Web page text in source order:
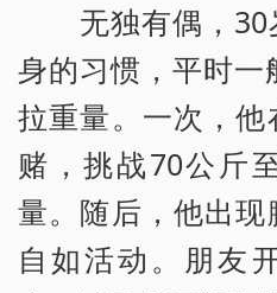
无独有偶，30
身的习惯，平时一
拉重量。一次，
赌，挑战70公斤
量。随后，他出
自如活动。朋友